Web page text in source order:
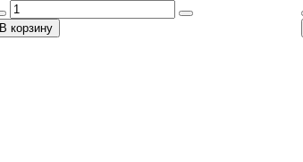
В корзину